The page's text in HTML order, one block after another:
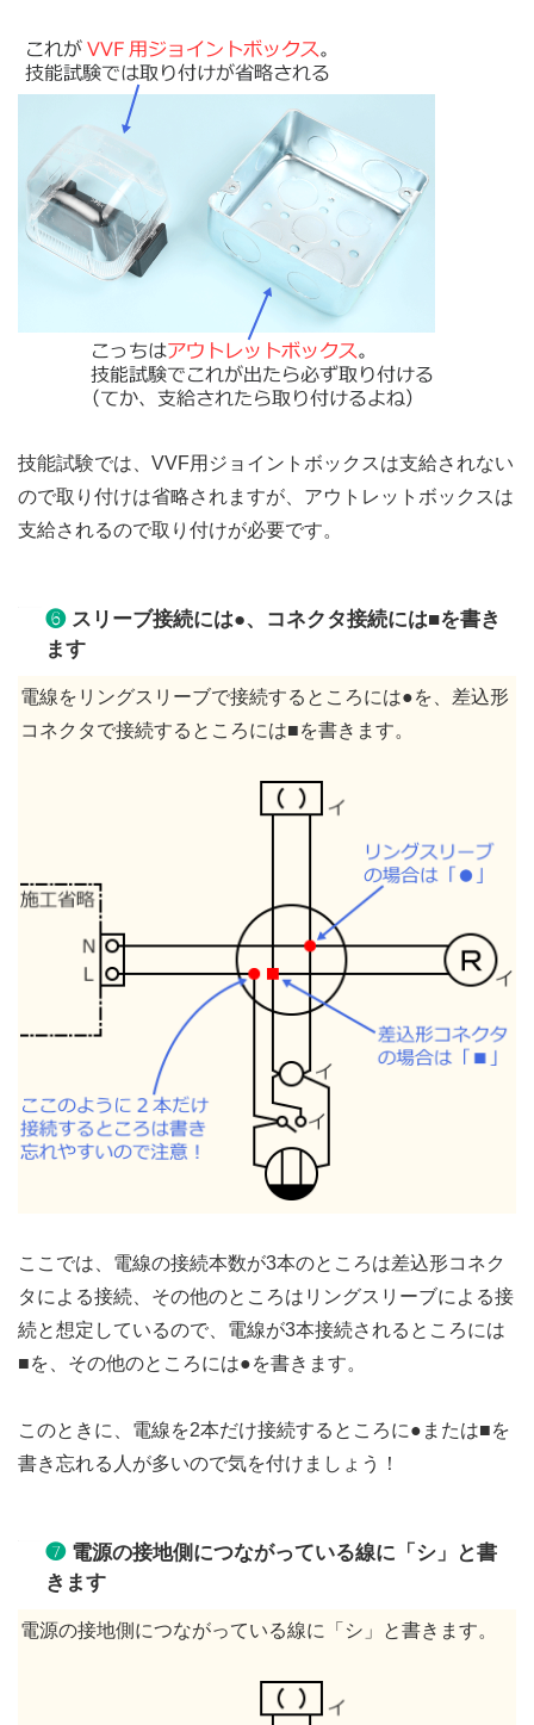
技能試験では、VVF用ジョイントボックスは支給されない
ので取り付けは省略されますが、アウトレットボックスは
支給されるので取り付けが必要です。
❻スリーブ接続には●、コネクタ接続には■を書き
ます
電線をリングスリーブで接続するところには●を、差込形
コネクタで接続するところには■を書きます。
ここでは、電線の接続本数が3本のところは差込形コネク
タによる接続、その他のところはリングスリーブによる接
続と想定しているので、電線が3本接続されるところには
■を、その他のところには●を書きます。
このときに、電線を2本だけ接続するところに●または■を
書き忘れる人が多いので気を付けましょう！
❼電源の接地側につながっている線に「シ」と書
きます
電源の接地側につながっている線に「シ」と書きます。